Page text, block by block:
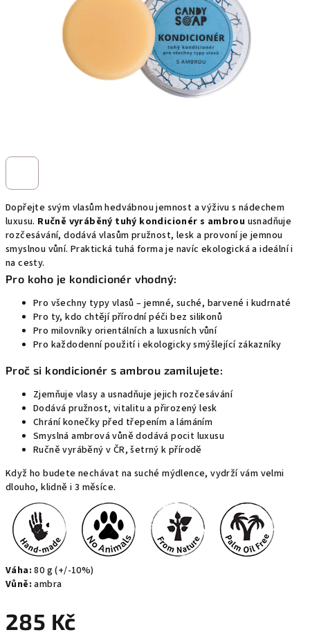
Dopřejte svým vlasům hedvábnou jemnost a výživu s nádechem
luxusu. Ručně vyráběný tuhý kondicionér s ambrou usnadňuje
rozčesávání, dodává vlasům pružnost, lesk a provoní je jemnou
smyslnou vůní. Praktická tuhá forma je navíc ekologická a ideální i
na cesty.
Pro koho je kondicionér vhodný:
Pro všechny typy vlasů – jemné, suché, barvené i kudrnaté
Pro ty, kdo chtějí přírodní péči bez silikonů
Pro milovníky orientálních a luxusních vůní
Pro každodenní použití i ekologicky smýšlející zákazníky
Proč si kondicionér s ambrou zamilujete:
Zjemňuje vlasy a usnadňuje jejich rozčesávání
Dodává pružnost, vitalitu a přirozený lesk
Chrání konečky před třepením a lámáním
Smyslná ambrová vůně dodává pocit luxusu
Ručně vyráběný v ČR, šetrný k přírodě
Když ho budete nechávat na suché mýdlence, vydrží vám velmi
dlouho, klidně i 3 měsíce.
Váha: 80 g (+/-10%)
Vůně: ambra
285 Kč